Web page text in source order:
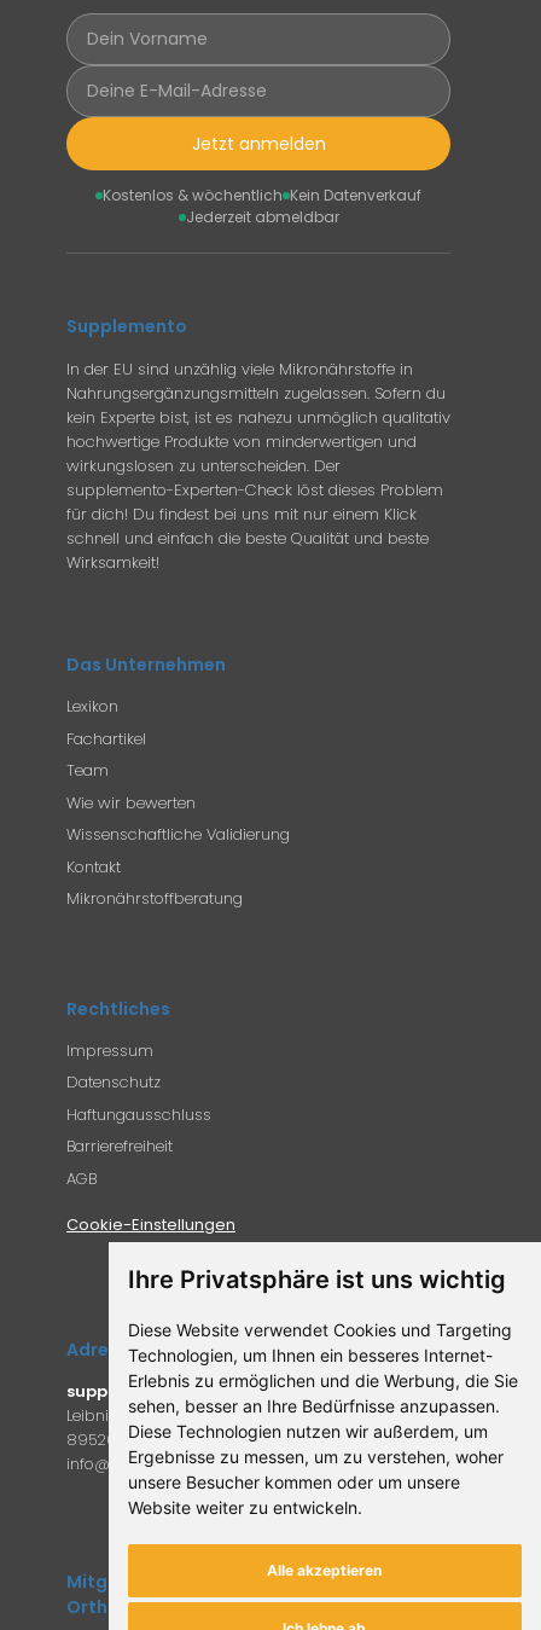
Ihre Privatsphäre ist uns wichtig
Diese Website verwendet Cookies und Targeting
Technologien, um Ihnen ein besseres Internet-
Erlebnis zu ermöglichen und die Werbung, die Sie
sehen, besser an Ihre Bedürfnisse anzupassen.
Diese Technologien nutzen wir außerdem, um
Ergebnisse zu messen, um zu verstehen, woher
unsere Besucher kommen oder um unsere
Website weiter zu entwickeln.
Alle akzeptieren
Jetzt anmelden
Kostenlos & wöchentlich Kein Datenverkauf
Jederzeit abmeldbar
Supplemento
In der EU sind unzählig viele Mikronährstoffe in
Nahrungsergänzungsmitteln zugelassen. Sofern du
kein Experte bist, ist es nahezu unmöglich qualitativ
hochwertige Produkte von minderwertigen und
wirkungslosen zu unterscheiden. Der
supplemento-Experten-Check löst dieses Problem
für dich! Du findest bei uns mit nur einem Klick
schnell und einfach die beste Qualität und beste
Wirksamkeit!
Das Unternehmen
Lexikon
Fachartikel
Team
Wie wir bewerten
Wissenschaftliche Validierung
Kontakt
Mikronährstoffberatung
Rechtliches
Impressum
Datenschutz
Haftungausschluss
Barrierefreiheit
AGB
Cookie-Einstellungen
Adresse
supplemento.de
Leibniz-Campus 9
89520 Heidenheim an der Brenz
info@supplemento.de
Mitglied des Forum
Orthomolekulare Medizin